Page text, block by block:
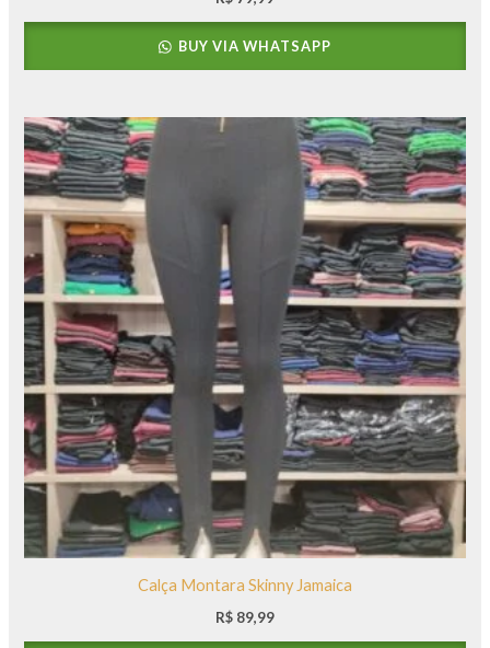
BUY VIA WHATSAPP
Calça Montara Skinny Jamaica
R$ 89,99